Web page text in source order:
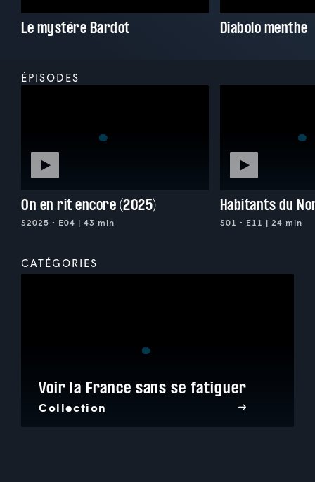
Le mystère Bardot Diabolo menthe
ÉPISODES
On en rit encore (2025)
S2025 • E04 | 43 min
Habitants du
S01 • E11 | 24 min
CATÉGORIES
Voir la France sans se fatiguer
Collection